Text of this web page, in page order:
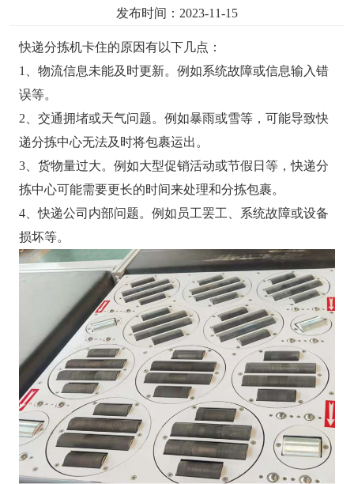
发布时间：2023-11-15
快递分拣机卡住的原因有以下几点：
1、物流信息未能及时更新。例如系统故障或信息输入错
误等。
2、交通拥堵或天气问题。例如暴雨或雪等，可能导致快
递分拣中心无法及时将包裹运出。
3、货物量过大。例如大型促销活动或节假日等，快递分
拣中心可能需要更长的时间来处理和分拣包裹。
4、快递公司内部问题。例如员工罢工、系统故障或设备
损坏等。